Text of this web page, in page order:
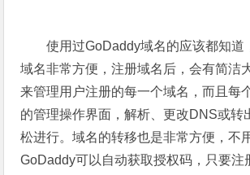
使用过GoDaddy域名的应该都知道
域名非常方便，注册域名后，会有简洁
来管理用户注册的每一个域名，而且每
的管理操作界面，解析、更改DNS或转
松进行。域名的转移也是非常方便，不
GoDaddy可以自动获取授权码，只要注